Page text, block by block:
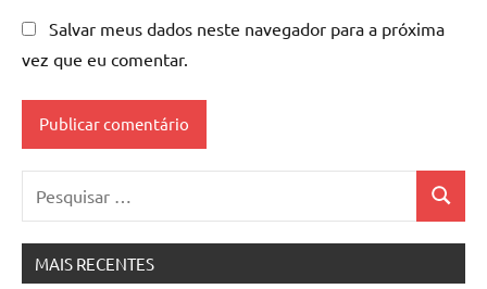
Salvar meus dados neste navegador para a próxima
vez que eu comentar.
MAIS RECENTES